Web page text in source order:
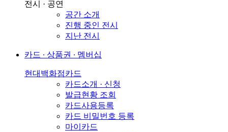
전시 · 공연
공간 소개
진행 중인 전시
지난 전시
카드 ∙ 상품권 ∙ 멤버십
현대백화점카드
카드소개 · 신청
발급현황 조회
카드사용등록
카드 비밀번호 등록
마이카드